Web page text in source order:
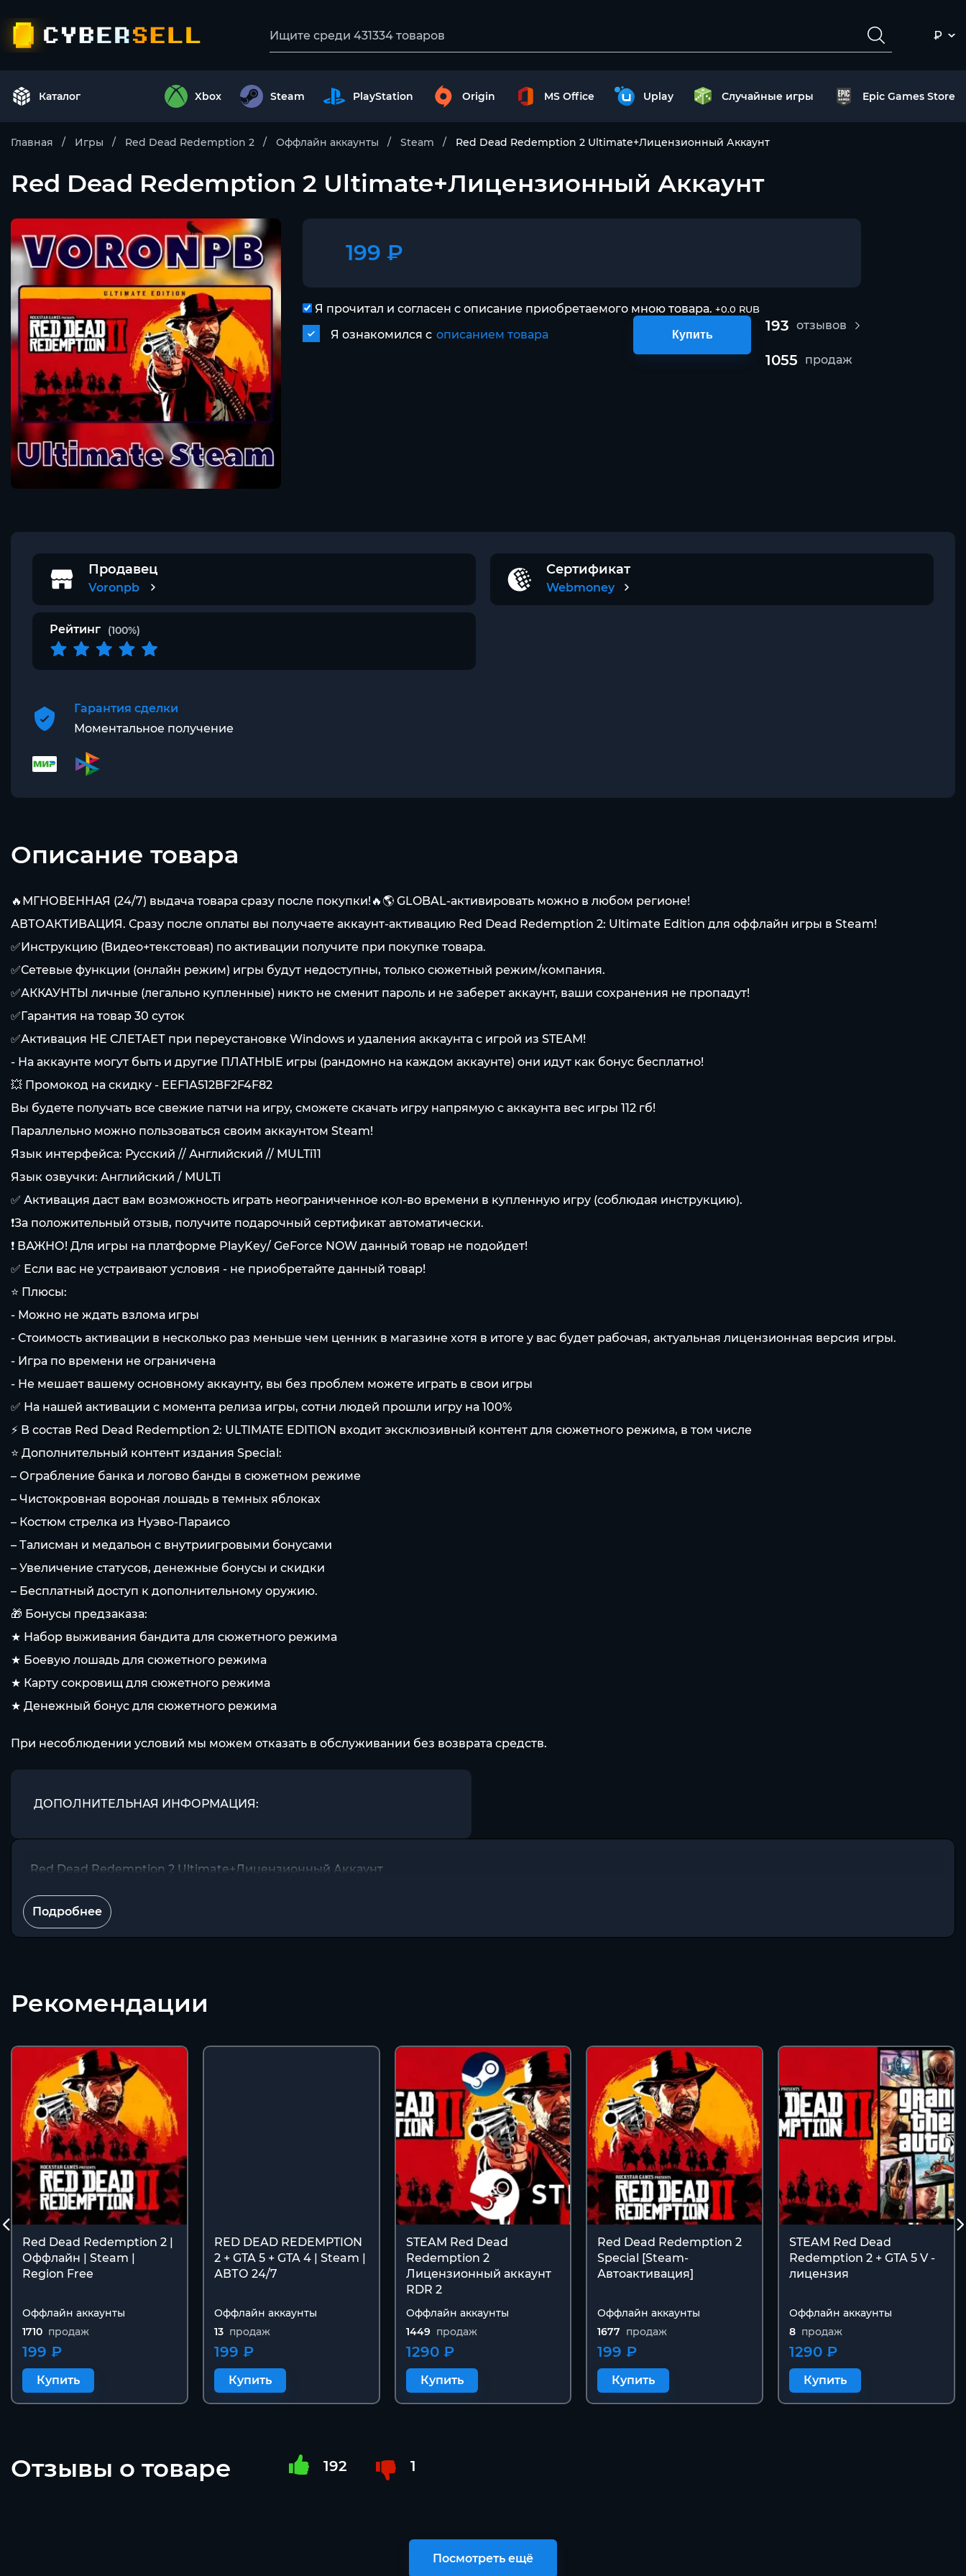
₽
Каталог Xbox Steam PlayStation Origin MS Office Uplay Случайные игры Epic Games Store
Главная Игры Red Dead Redemption 2 Оффлайн аккаунты Steam Red Dead Redemption 2 Ultimate+Лицензионный Аккаунт
Red Dead Redemption 2 Ultimate+Лицензионный Аккаунт
199 ₽
Я прочитал и согласен с описание приобретаемого мною товара. +0.0 RUB
Я ознакомился с описанием товара Купить
193 отзывов
1055 продаж
Продавец
Voronpb
Сертификат
Webmoney
Рейтинг (100%)
Гарантия сделки
Моментальное получение
Описание товара
🔥МГНОВЕННАЯ (24/7) выдача товара сразу после покупки!🔥🌎 GLOBAL-активировать можно в любом регионе!
АВТОАКТИВАЦИЯ. Сразу после оплаты вы получаете аккаунт-активацию Red Dead Redemption 2: Ultimate Edition для оффлайн игры в Steam!
✅Инструкцию (Видео+текстовая) по активации получите при покупке товара.
✅Сетевые функции (онлайн режим) игры будут недоступны, только сюжетный режим/компания.
✅АККАУНТЫ личные (легально купленные) никто не сменит пароль и не заберет аккаунт, ваши сохранения не пропадут!
✅Гарантия на товар 30 суток
✅Активация НЕ СЛЕТАЕТ при переустановке Windows и удаления аккаунта с игрой из STEAM!
- На аккаунте могут быть и другие ПЛАТНЫЕ игры (рандомно на каждом аккаунте) они идут как бонус бесплатно!
💥 Промокод на скидку - EEF1A512BF2F4F82
Вы будете получать все свежие патчи на игру, сможете скачать игру напрямую с аккаунта вес игры 112 гб!
Параллельно можно пользоваться своим аккаунтом Steam!
Язык интерфейса: Русский // Английский // MULTi11
Язык озвучки: Английский / MULTi
✅ Активация даст вам возможность играть неограниченное кол-во времени в купленную игру (соблюдая инструкцию).
❗За положительный отзыв, получите подарочный сертификат автоматически.
❗ ВАЖНО! Для игры на платформе PlayKey/ GeForce NOW данный товар не подойдет!
✅ Если вас не устраивают условия - не приобретайте данный товар!
⭐ Плюсы:
- Можно не ждать взлома игры
- Стоимость активации в несколько раз меньше чем ценник в магазинe хотя в итоге у вас будет рабочая, актуальная лицензионная версия игры.
- Игра по времени не ограничена
- Не мешает вашему основному аккаунту, вы без проблем можете играть в свои игры
✅ На нашей активации с момента релиза игры, сотни людей прошли игру на 100%
⚡ В состав Red Dead Redemption 2: ULTIMATE EDITION входит эксклюзивный контент для сюжетного режима, в том числе
⭐ Дополнительный контент издания Special:
– Ограбление банка и логово банды в сюжетном режиме
– Чистокровная вороная лошадь в темных яблоках
– Костюм стрелка из Нуэво-Параисо
– Талисман и медальон с внутриигровыми бонусами
– Увеличение статусов, денежные бонусы и скидки
– Бесплатный доступ к дополнительному оружию.
🎁 Бонусы предзаказа:
★ Набор выживания бандита для сюжетного режима
★ Боевую лошадь для сюжетного режима
★ Карту сокровищ для сюжетного режима
★ Денежный бонус для сюжетного режима
При несоблюдении условий мы можем отказать в обслуживании без возврата средств.
ДОПОЛНИТЕЛЬНАЯ ИНФОРМАЦИЯ:
Red Dead Redemption 2 Ultimate+Лицензионный Аккаунт
Подробнее
Рекомендации
Red Dead Redemption 2 |
Оффлайн | Steam |
Region Free
Оффлайн аккаунты
1710 продаж
199 ₽
Купить
RED DEAD REDEMPTION
2 + GTA 5 + GTA 4 | Steam |
АВТО 24/7
Оффлайн аккаунты
13 продаж
199 ₽
Купить
STEAM Red Dead
Redemption 2
Лицензионный аккаунт
RDR 2
Оффлайн аккаунты
1449 продаж
1290 ₽
Купить
Red Dead Redemption 2
Special [Steam-
Автоактивация]
Оффлайн аккаунты
1677 продаж
199 ₽
Купить
STEAM Red Dead
Redemption 2 + GTA 5 V -
лицензия
Оффлайн аккаунты
8 продаж
1290 ₽
Купить
Отзывы о товаре 192 1
Посмотреть ещё